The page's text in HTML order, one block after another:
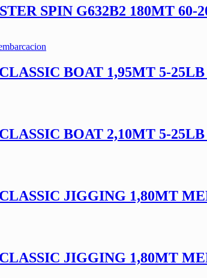
SPIN G632B2 180MT 60-
BOAT 1,95MT 5-
BOAT 2,10MT 5-
JIGGING 1,80MT
JIGGING 1,80MT